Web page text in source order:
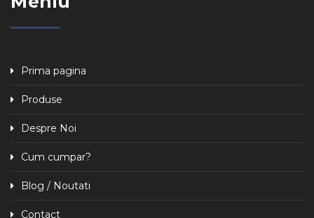
Prima pagina
Produse
Despre Noi
Cum cumpar?
Blog / Noutati
Contact